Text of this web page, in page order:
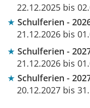
22.12.2025 bis
Schulferien -
21.12.2026 bis
Schulferien -
21.12.2026 bis
Schulferien -
20.12.2027 bis